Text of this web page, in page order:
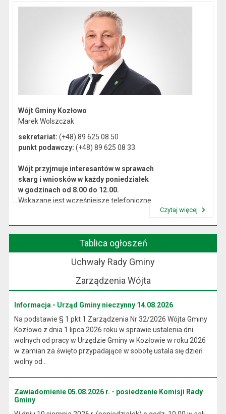
Wójt Gminy Kozłowo
Marek Wolszczak
sekretariat: (+48) 89 625 08 50
punkt podawczy: (+48) 89 625 08 33
Wójt przyjmuje interesantów w sprawach
skarg i wniosków w każdy poniedziałek
w godzinach od 8.00 do 12.00.
Wskazane jest wcześniejsze telefoniczne
Czytaj więcej
Tablica ogłoszeń
Uchwały Rady Gminy
Zarządzenia Wójta
Informacja - Urząd Gminy nieczynny 14.08.2026
Na podstawie § 1 pkt 1 Zarządzenia Nr 32/2026 Wójta Gminy
Kozłowo z dnia 1 lipca 2026 roku w sprawie ustalenia dni
wolnych od pracy w Urzędzie Gminy w Kozłowie w roku 2026
w zamian za święto przypadające w sobotę ustala się dzień
wolny od...
Zawiadomienie 05.08.2026 r. - posiedzenie Komisji Rady
Gminy